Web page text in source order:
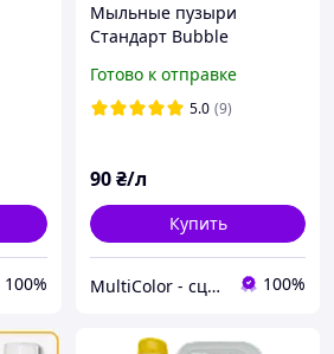
100%
Мыльные пузыри
Стандарт Bubble
Готово к отправке
5.0 (9)
90₴/л
Купить
MultiColor - сценічні эфекти 100%